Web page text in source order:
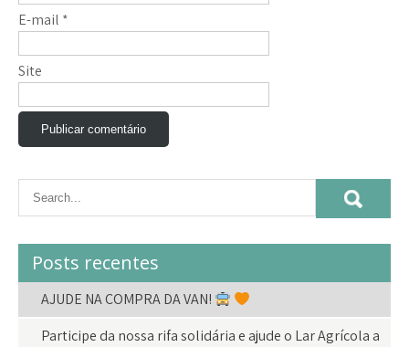
E-mail *
Site
Posts recentes
AJUDE NA COMPRA DA VAN!
Participe da nossa rifa solidária e ajude o Lar Agrícola a